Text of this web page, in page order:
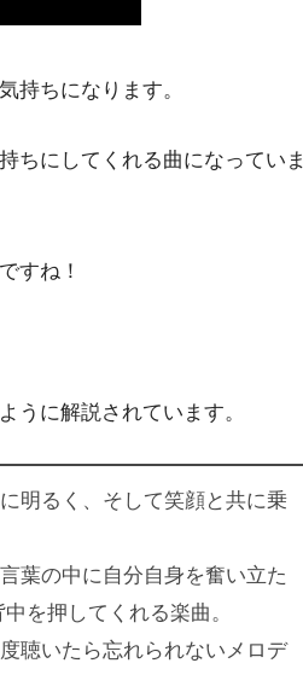
持ちになります。
ちにしてくれる曲になっていま
すね！
うに解説されています。
明るく、そして笑顔と共に乗
葉の中に自分自身を奮い立た
を押してくれる楽曲。
聴いたら忘れられないメロデ